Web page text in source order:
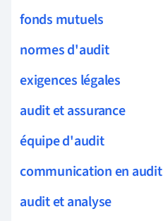
fonds mutuels
normes d'audit
exigences légales
audit et assurance
équipe d'audit
communication en audit
audit et analyse